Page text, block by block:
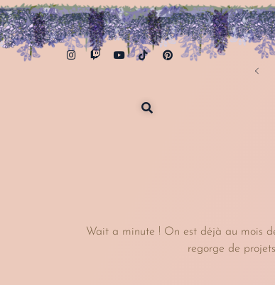
Wait a minute ! On est déjà au mois
regorge de